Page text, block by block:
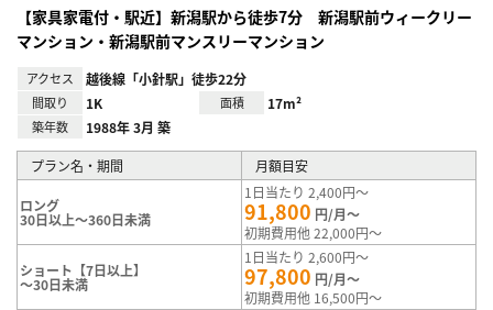
【家具家電付・駅近】新潟駅から徒歩7分 新潟駅前ウィークリー
マンション・新潟駅前マンスリーマンション
アクセス 越後線「小針駅」徒歩22分
間取り 1K 面積 17m²
築年数 1988年 3月 築
プラン名・期間 月額目安
ロング
30日以上～360日未満
1日当たり 2,400円～
91,800 円/月～
初期費用他 22,000円～
ショート【7日以上】
～30日未満
1日当たり 2,600円～
97,800 円/月～
初期費用他 16,500円～